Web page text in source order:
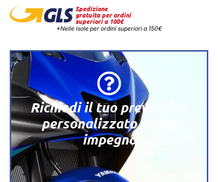
Spedizione
gratuita per ordini
superiori a 100€
*Nelle isole per ordini superiori a 150€
Richiedi il tuo preventivo
personalizzato senza
impegno